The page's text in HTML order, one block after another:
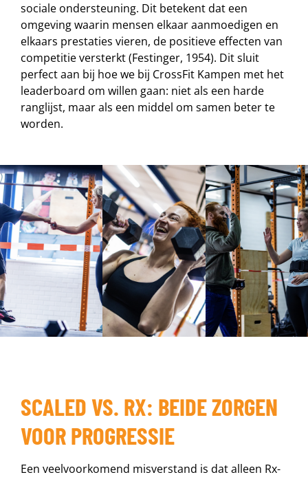
sociale ondersteuning. Dit betekent dat een
omgeving waarin mensen elkaar aanmoedigen en
elkaars prestaties vieren, de positieve effecten van
competitie versterkt (Festinger, 1954). Dit sluit
perfect aan bij hoe we bij CrossFit Kampen met het
leaderboard om willen gaan: niet als een harde
ranglijst, maar als een middel om samen beter te
worden.
SCALED VS. RX: BEIDE ZORGEN
VOOR PROGRESSIE
Een veelvoorkomend misverstand is dat alleen Rx-